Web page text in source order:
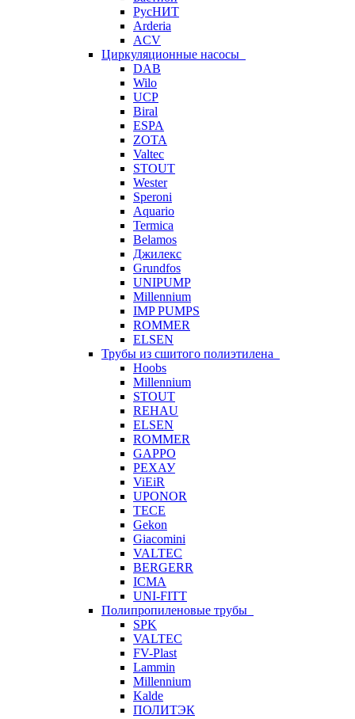
РусНИТ
Arderia
ACV
Циркуляционные насосы
DAB
Wilo
UCP
Biral
ESPA
ZOTA
Valtec
STOUT
Wester
Speroni
Aquario
Termica
Belamos
Джилекс
Grundfos
UNIPUMP
Millennium
IMP PUMPS
ROMMER
ELSEN
Трубы из сшитого полиэтилена
Hoobs
Millennium
STOUT
REHAU
ELSEN
ROMMER
GAPPO
РЕХАУ
ViEiR
UPONOR
TECE
Gekon
Giacomini
VALTEC
BERGERR
ICMA
UNI-FITT
Полипропиленовые трубы
SPK
VALTEC
FV-Plast
Lammin
Millennium
Kalde
ПОЛИТЭК